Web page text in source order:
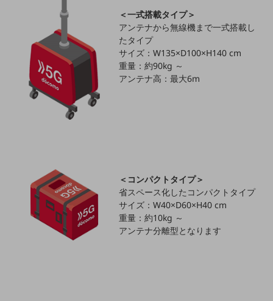
データ利活用
運用管理
業務支援・マーケティング
マーケティング
＜一式搭載タイプ＞
アンテナから無線機まで一式搭載し
たタイプ
サイズ：W135×D100×H140 cm
重量：約90kg ～
アンテナ高：最大6m
＜コンパクトタイプ＞
省スペース化したコンパクトタイプ
サイズ：W40×D60×H40 cm
重量：約10kg ～
アンテナ分離型となります